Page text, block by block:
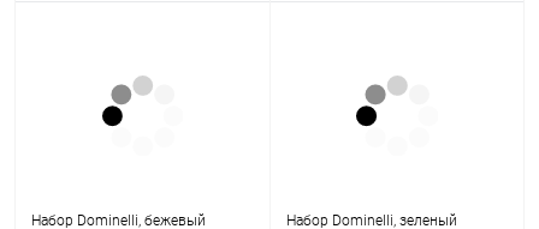
Набор Dominelli, бежевый Набор Dominelli, зеленый